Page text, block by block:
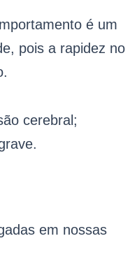
é um
pois a rapidez no
cerebral;
em nossas